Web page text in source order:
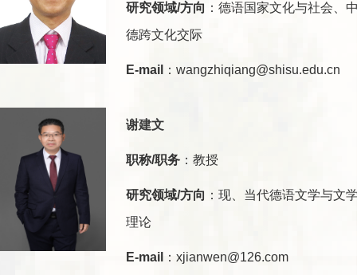
研究领域/方向 ：德语国家文化与社会、
德跨文化交际
E-mail ：wangzhiqiang@shisu.edu.cn
谢建文
职称/职务 ：教授
研究领域/方向 ：现、当代德语文学与文
理论
E-mail ：xjianwen@126.com